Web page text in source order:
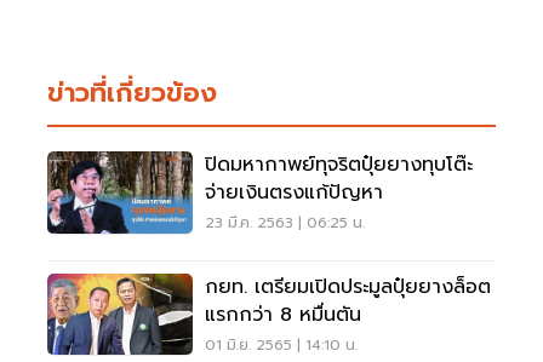
ข่าวที่เกี่ยวข้อง
ปิดมหากาพย์ทุจริตปุ๋ยยางทุบโต๊ะ
จ่ายเงินตรงแก้ปัญหา
23 มี.ค. 2563 | 06:25 น.
กยท. เตรียมเปิดประมูลปุ๋ยยางล็อต
แรกกว่า 8 หมื่นตัน
01 มิ.ย. 2565 | 14:10 น.